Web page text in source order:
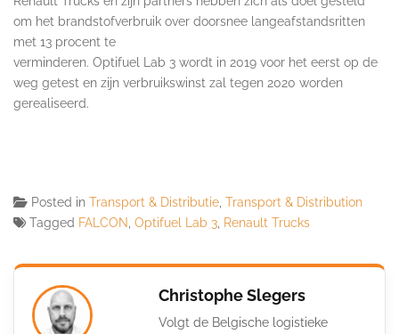
om het brandstofverbruik over doorsnee langeafstandsritten
met 13 procent te
verminderen. Optifuel Lab 3 wordt in 2019 voor het eerst op de
weg getest en zijn verbruikswinst zal tegen 2020 worden
gerealiseerd.
Posted in Transport & Distributie Transport & Distribution
Tagged FALCON Optifuel Lab 3 Renault Trucks
Christophe Slegers
Volgt de Belgische logistieke